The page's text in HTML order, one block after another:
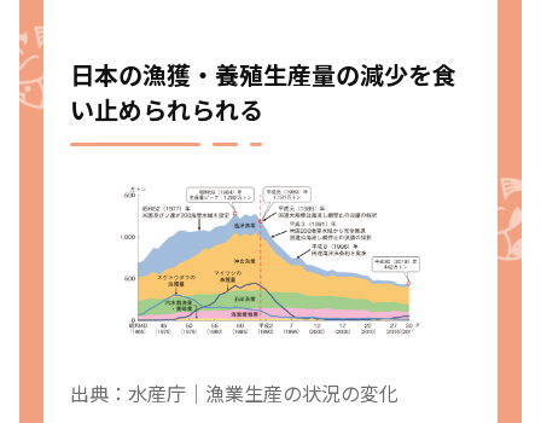
日本の漁獲・養殖生産量の減少を食
い止められられる
出典：水産庁｜漁業生産の状況の変化